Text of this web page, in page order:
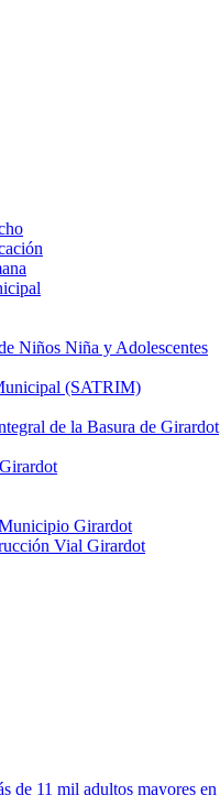
Niños Niña y Adolescentes
(SATRIM)
de la Basura de Girardot
Girardot
Vial Girardot